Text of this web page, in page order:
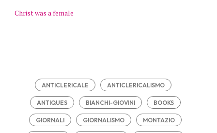
Christ was a female
ANTICLERICALE ANTICLERICALISMO
ANTIQUES BIANCHI-GIOVINI BOOKS
GIORNALI GIORNALISMO MONTAZIO